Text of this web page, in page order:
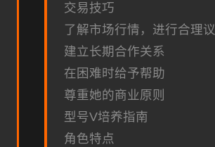
交易技巧
了解市场行情，进行合理
建立长期合作关系
在困难时给予帮助
尊重她的商业原则
型号V培养指南
角色特点